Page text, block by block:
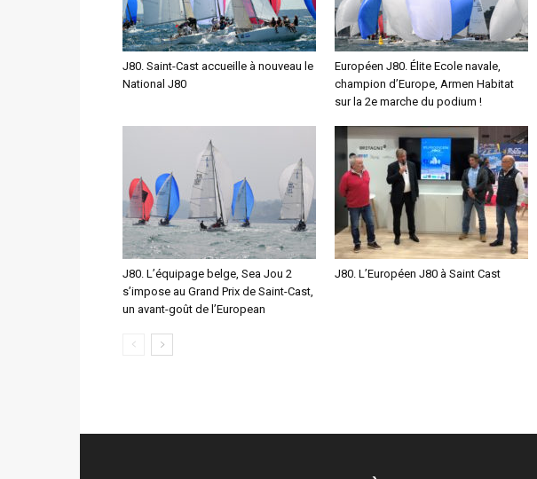
J80. Saint-Cast accueille à nouveau le
National J80
Européen J80. Élite Ecole navale,
champion d’Europe, Armen Habitat
sur la 2e marche du podium !
J80. L’équipage belge, Sea Jou 2
s’impose au Grand Prix de Saint-Cast,
un avant-goût de l’European
J80. L’Européen J80 à Saint Cast